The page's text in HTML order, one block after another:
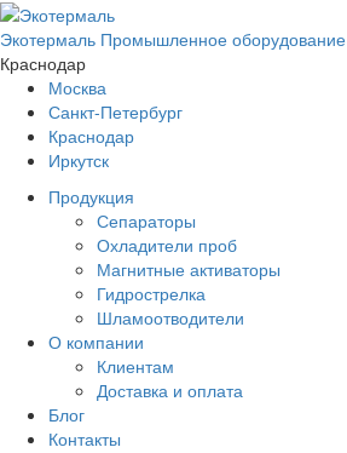
Экотермаль Промышленное оборудование
Краснодар
Москва
Санкт-Петербург
Краснодар
Иркутск
Продукция
Сепараторы
Охладители проб
Магнитные активаторы
Гидрострелка
Шламоотводители
О компании
Клиентам
Доставка и оплата
Блог
Контакты